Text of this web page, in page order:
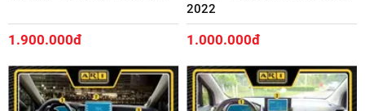
1.900.000đ
2022
1.000.000đ